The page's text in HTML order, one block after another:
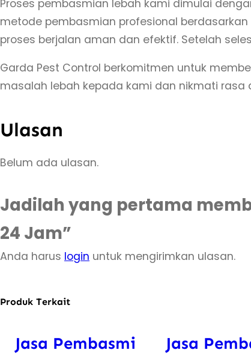
Proses pembasmian lebah kami dimulai
metode pembasmian profesional
proses berjalan aman dan efektif. Setelah
Garda Pest Control berkomitmen untuk
masalah lebah kepada kami dan nikmati
Ulasan
Belum ada ulasan.
Jadilah yang pertama
24 Jam”
Anda harus login untuk mengirimkan ulasan.
Produk Terkait
Jasa Pembasmi
Jasa